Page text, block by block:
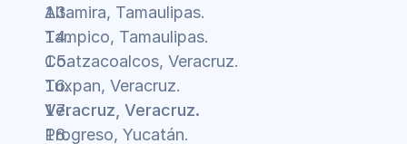
Altamira, Tamaulipas.
Tampico, Tamaulipas.
Coatzacoalcos, Veracruz.
Tuxpan, Veracruz.
Veracruz, Veracruz.
Progreso, Yucatán.